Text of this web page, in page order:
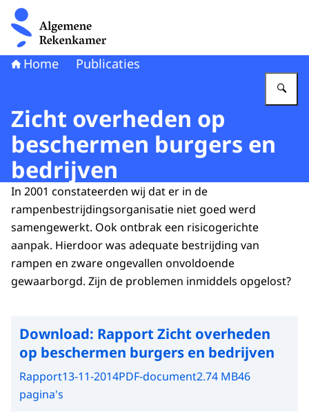
Naar de homepage van Algemene Rekenkamer
Home Publicaties
Zicht overheden op
beschermen burgers en
bedrijven
In 2001 constateerden wij dat er in de
rampenbestrijdingsorganisatie niet goed werd
samengewerkt. Ook ontbrak een risicogerichte
aanpak. Hierdoor was adequate bestrijding van
rampen en zware ongevallen onvoldoende
gewaarborgd. Zijn de problemen inmiddels opgelost?
Download: Rapport Zicht overheden
op beschermen burgers en bedrijven
Rapport13-11-2014PDF-document2.74 MB46
pagina's